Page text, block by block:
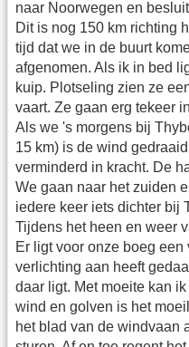
naar Noorwegen en
Dit is nog 150 km richting
tijd dat we in de buurt
afgenomen. Als ik in bed
kuip. Plotseling zien ze
vaart. Ze gaan erg tekeer
Als we 's morgens bij
15 km) is de wind
verminderd in kracht. De
We gaan naar het zuiden
iedere keer iets dichter bij
Tijdens het heen en weer
Er ligt voor onze boeg
verlichting aan heeft
daar ligt. Met moeite kan
wind en golven is het
het blad van de windvaan